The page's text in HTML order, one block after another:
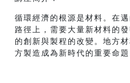
循環經濟的根源是材料。在
路徑上，需要大量新材料的
的創新與製程的改變。地方
方製造成為新時代的重要命題